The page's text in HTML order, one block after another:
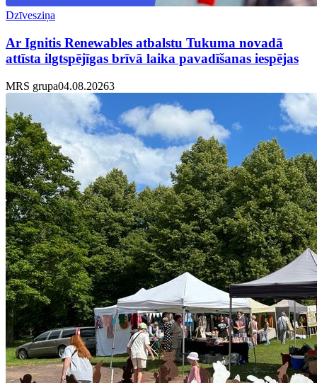
Dzīvesziņa
Ar Ignitis Renewables atbalstu Tukuma novadā
attīsta ilgtspējīgas brīvā laika pavadīšanas iespējas
MRS grupa04.08.20263